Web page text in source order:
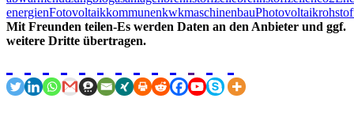
energienFotovoltaikkommunenkwkmaschinenbauPhotovoltaik
Mit Freunden teilen-Es werden Daten an den Anbieter und ggf.
weitere Dritte übertragen.